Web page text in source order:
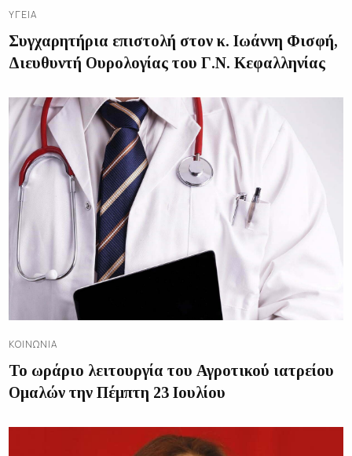
ΥΓΕΊΑ
Συγχαρητήρια επιστολή στον κ. Ιωάννη Φισφή,
Διευθυντή Ουρολογίας του Γ.Ν. Κεφαλληνίας
ΚΟΙΝΩΝΊΑ
Το ωράριο λειτουργία του Αγροτικού ιατρείου
Ομαλών την Πέμπτη 23 Ιουλίου